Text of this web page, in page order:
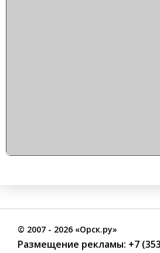
© 2007 - 2026 «Орск.ру»
Размещение рекламы: +7